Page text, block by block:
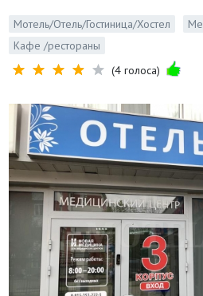
Мотель/Отель/Гостиница/Хостел
Кафе /рестораны
(4 голоса)